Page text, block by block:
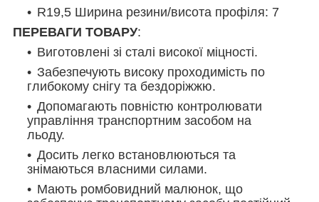
R19,5 Ширина резини/висота профіля: 7
ПЕРЕВАГИ ТОВАРУ:
Виготовлені зі сталі високої міцності.
Забезпечують високу проходимість по
глибокому снігу та бездоріжжю.
Допомагають повністю контролювати
управління транспортним засобом на
льоду.
Досить легко встановлюються та
знімаються власними силами.
Мають ромбовидний малюнок, що